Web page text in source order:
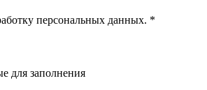
персональных данных. *
для заполнения